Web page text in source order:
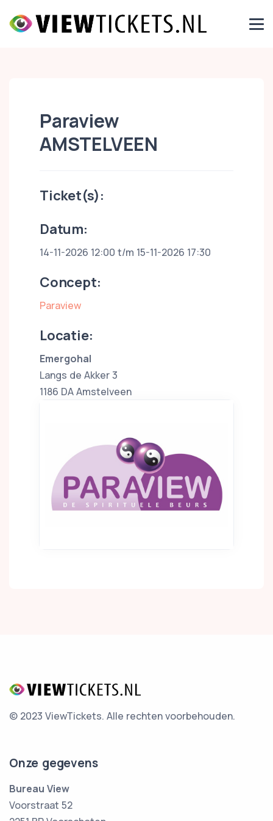
Paraview
AMSTELVEEN
Ticket(s):
Datum:
14-11-2026 12:00 t/m 15-11-2026 17:30
Concept:
Paraview
Locatie:
Emergohal
Langs de Akker 3
1186 DA Amstelveen
© 2023 ViewTickets. Alle rechten voorbehouden.
Onze gegevens
Bureau View
Voorstraat 52